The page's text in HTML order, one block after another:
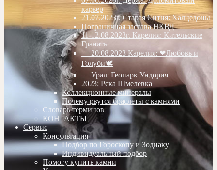
карьер
21.07.2023г. Старая Ситня: Халцедоны
Пограничная застава НКВД
11-12.08.2023г. Карелия: Кительские
Гранаты
— 20.08.2023 Карелия: ❤Любовь и
Голуби🕊
— Урал: Геопарк Ундория
2023: Река Шмелевка
Коллекционные минералы
Почему рвутся браслеты с камнями
Словарь терминов
КОНТАКТЫ
Сервис
Консультация
Подбор по Гороскопу и Зодиаку
Индивидуальный подбор
Помогу купить камни